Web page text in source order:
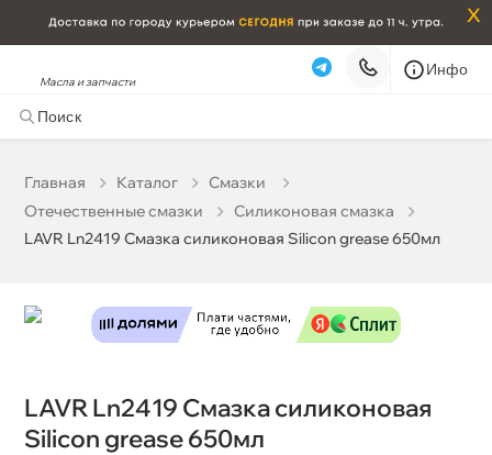
x
Масла и запчасти
Инфо
Главная Катало
Смазки
Отечественные смазки
Силиконовая смазка
LAVR Ln2419 Смазка силиконовая Silicon grease 650мл
LAVR Ln2419 Смазка силиконовая
Silicon grease 650мл
Бесплатная Завтра, 09.08 (при заказе от 2000₽)
Самовывоз